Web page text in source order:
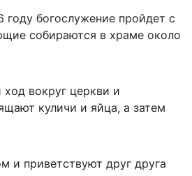
богослужение пройдет с
собираются в храме около
вокруг церкви и
куличи и яйца, а затем
и приветствуют друг друга